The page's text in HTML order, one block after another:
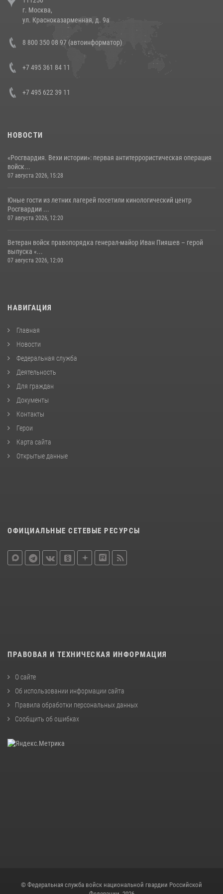
14 июля 2026, 12:20
В Росгвардии прошла военно-научная конференция по обобщению
боевого опыта
г. Москва,
ул. Красноказарменная, д. 9а
8 800 350 08 97 (автоинформатор)
+7 495 361 84 11
+7 495 622 39 11
НОВОСТИ
«Росгвардия. Вехи истории»: первая антитеррористическая операция
войск...
07 августа 2026, 15:28
Юные гости из летних лагерей посетили кинологический центр
Росгвардии ...
07 августа 2026, 12:20
Ветеран войск правопорядка генерал-майор Иван Пияшев – герой
выпуска «...
07 августа 2026, 12:00
НАВИГАЦИЯ
Главная
Новости
Федеральная служба
Деятельность
Для граждан
Документы
Контакты
Герои
Карта сайта
Открытые данные
ОФИЦИАЛЬНЫЕ СЕТЕВЫЕ РЕСУРСЫ
ПРАВОВАЯ И ТЕХНИЧЕСКАЯ ИНФОРМАЦИЯ
О сайте
Об использовании информации сайта
Правила обработки персональных данных
Сообщить об ошибках
© Федеральная служба войск национальной гвардии Российской